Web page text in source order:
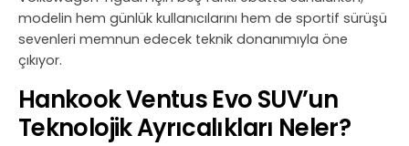
modelin hem günlük kullanıcılarını hem de sportif sürüşü
sevenleri memnun edecek teknik donanımıyla öne
çıkıyor.
Hankook Ventus Evo SUV’un
Teknolojik Ayrıcalıkları Neler?